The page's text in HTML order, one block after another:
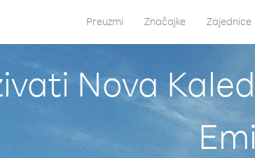
Preuzmi Značajke Zajednice
Nova